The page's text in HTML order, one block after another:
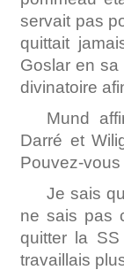
servait pas
quittait
Goslar en sa
divinatoire
Mund
Darré et
Pouvez-
Je sais
ne sais pas
quitter la
travaillais